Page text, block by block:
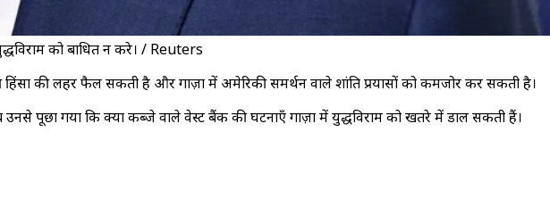
को बाधित न करे। / Reuters
हिंसा की लहर फैल सकती है और गाज़ा में अमेरिकी समर्थन वाले शांति प्रयासों को कमजोर कर सकती है।
पूछा गया कि क्या कब्जे वाले वेस्ट बैंक की घटनाएँ गाज़ा में युद्धविराम को खतरे में डाल सकती हैं।